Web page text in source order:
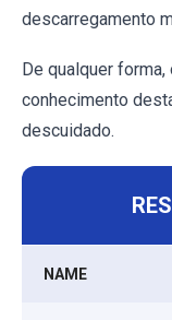
descarregamento
De qualquer
conhecimento
descuidado.
NAME